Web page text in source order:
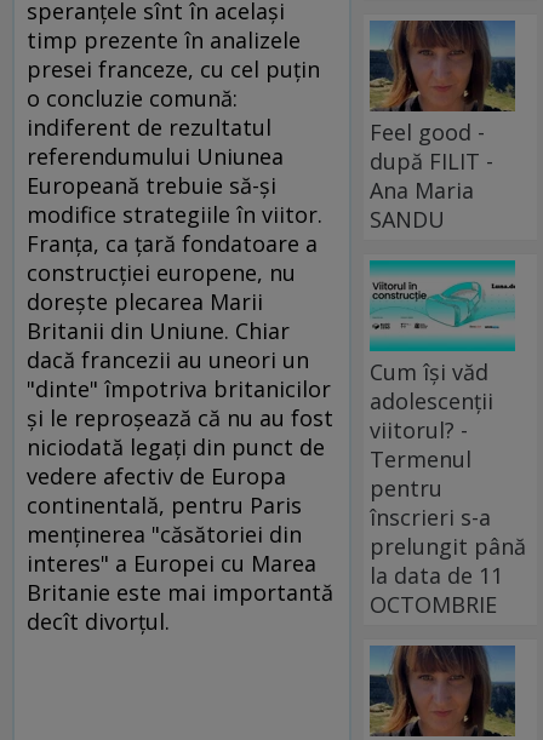
speranţele sînt în acelaşi
timp prezente în analizele
presei franceze, cu cel puţin
o concluzie comună:
indiferent de rezultatul
referendumului Uniunea
Europeană trebuie să-şi
modifice strategiile în viitor.
Franţa, ca ţară fondatoare a
construcţiei europene, nu
doreşte plecarea Marii
Britanii din Uniune. Chiar
dacă francezii au uneori un
"dinte" împotriva britanicilor
şi le reproşează că nu au fost
niciodată legaţi din punct de
vedere afectiv de Europa
continentală, pentru Paris
menţinerea "căsătoriei din
interes" a Europei cu Marea
Britanie este mai importantă
decît divorţul.
Feel good -
după FILIT -
Ana Maria
SANDU
Cum își văd
adolescenții
viitorul? -
Termenul
pentru
înscrieri s-a
prelungit până
la data de 11
OCTOMBRIE